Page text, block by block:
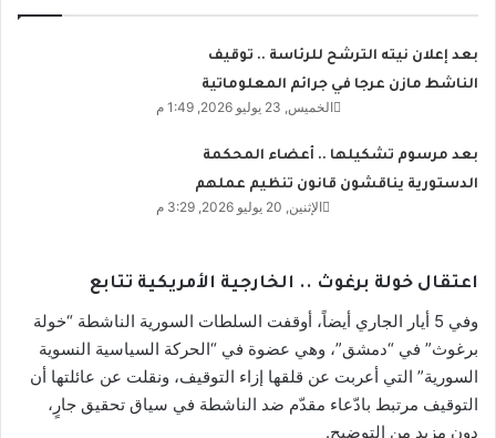
بعد إعلان نيته الترشح للرئاسة .. توقيف
الناشط مازن عرجا في جرائم المعلوماتية
الخميس, 23 يوليو 2026, 1:49 م
بعد مرسوم تشكيلها .. أعضاء المحكمة
الدستورية يناقشون قانون تنظيم عملهم
الإثنين, 20 يوليو 2026, 3:29 م
اعتقال خولة برغوث .. الخارجية الأمريكية تتابع
وفي 5 أيار الجاري أيضاً، أوقفت السلطات السورية الناشطة “خولة
برغوث” في “دمشق”، وهي عضوة في “الحركة السياسية النسوية
السورية” التي أعربت عن قلقها إزاء التوقيف، ونقلت عن عائلتها أن
التوقيف مرتبط بادّعاء مقدّم ضد الناشطة في سياق تحقيق جارٍ،
دون مزيد من التوضيح.